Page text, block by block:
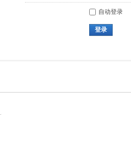
自动登录
登录